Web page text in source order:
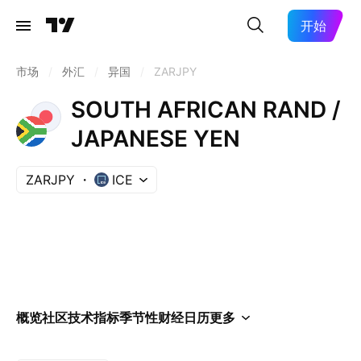
开始
市场 外汇 异国 ZARJPY
SOUTH AFRICAN RAND /
JAPANESE YEN
ZARJPY ICE
概览社区技术指标季节性财经日历更多